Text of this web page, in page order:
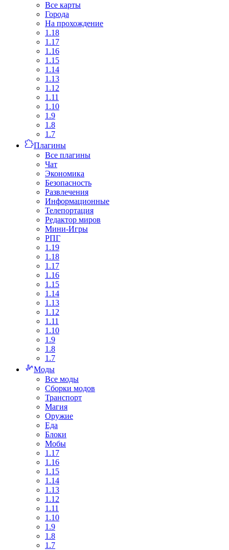
Все карты
Города
На прохождение
1.18
1.17
1.16
1.15
1.14
1.13
1.12
1.11
1.10
1.9
1.8
1.7
Плагины
Все плагины
Чат
Экономика
Безопасность
Развлечения
Информационные
Телепортация
Редактор миров
Мини-Игры
РПГ
1.19
1.18
1.17
1.16
1.15
1.14
1.13
1.12
1.11
1.10
1.9
1.8
1.7
Моды
Все моды
Сборки модов
Транспорт
Магия
Оружие
Еда
Блоки
Мобы
1.17
1.16
1.15
1.14
1.13
1.12
1.11
1.10
1.9
1.8
1.7